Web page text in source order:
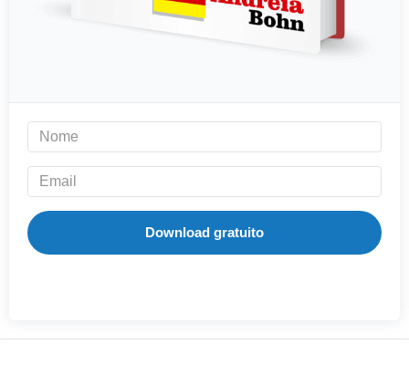
Download gratuito